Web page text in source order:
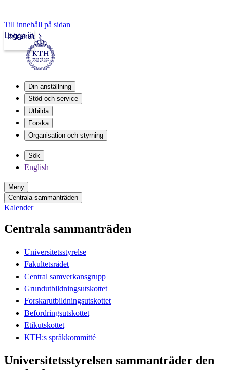
Till innehåll på sidan
Intranät
Logga in
Din anställning
Stöd och service
Utbilda
Forska
Organisation och styrning
Sök
English
Meny
Centrala sammanträden
Kalender
Centrala sammanträden
Universitetsstyrelse
Fakultetsrådet
Central samverkansgrupp
Grundutbildningsutskottet
Forskarutbildningsutskottet
Befordringsutskottet
Etikutskottet
KTH:s språkkommitté
Universitetsstyrelsen sammanträder den